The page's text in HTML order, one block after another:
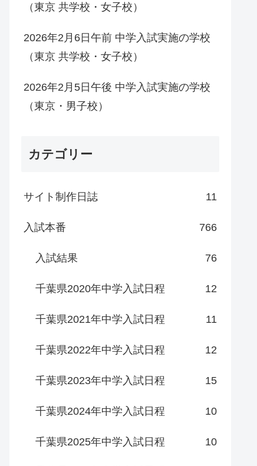
（東京 共学校・女子校）
2026年2月6日午前 中学入試実施の学校
（東京 共学校・女子校）
2026年2月5日午後 中学入試実施の学校
（東京・男子校）
カテゴリー
サイト制作日誌 11
入試本番 766
入試結果 76
千葉県2020年中学入試日程 12
千葉県2021年中学入試日程 11
千葉県2022年中学入試日程 12
千葉県2023年中学入試日程 15
千葉県2024年中学入試日程 10
千葉県2025年中学入試日程 10